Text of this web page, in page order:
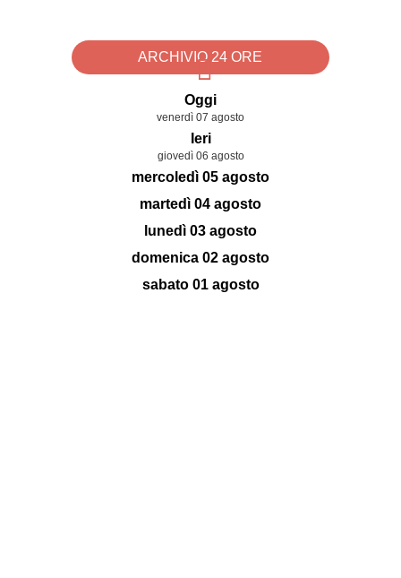
ARCHIVIO 24 ORE
Oggi
venerdì 07 agosto
Ieri
giovedì 06 agosto
mercoledì 05 agosto
martedì 04 agosto
lunedì 03 agosto
domenica 02 agosto
sabato 01 agosto